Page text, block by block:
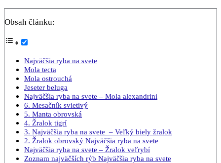
Obsah článku:
Najväčšia ryba na svete
Mola tecta
Mola ostrouchá
Jeseter beluga
Najväčšia ryba na svete – Mola alexandrini
6. Mesačník svietivý
5. Manta obrovská
4. Žralok tigrí
3. Najväčšia ryba na svete – Veľký biely žralok
2. Žralok obrovský Najväčšia ryba na svete
Najväčšia ryba na svete – Žralok veľrybí
Zoznam najväčších rýb Najväčšia ryba na svete